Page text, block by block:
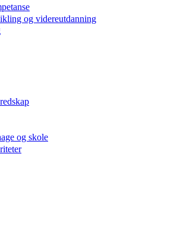
og videreutdanning
og skole